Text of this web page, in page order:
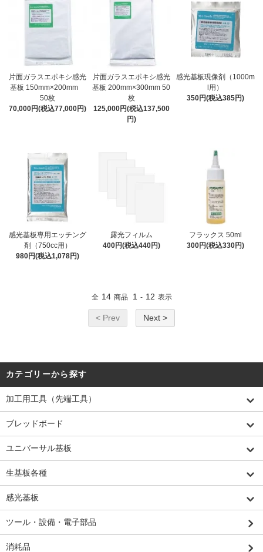
片面ガラスエポキシ感光
基板 150mm×200mm
50枚
70,000円(税込77,000円)
片面ガラスエポキシ感光
基板 200mm×300mm 50
枚
125,000円(税込137,500
円)
感光基板現像剤（1000m
l用）
350円(税込385円)
感光基板専用エッチング
剤（750cc用）
980円(税込1,078円)
露光フィルム
400円(税込440円)
フラックス 50ml
300円(税込330円)
全 14 商品 1 - 12 表示
< Prev Next >
カテゴリーから探す
加工用工具（先端工具）
ブレッドボード
ユニバーサル基板
生基板各種
感光基板
ツール・設備・電子部品
消耗品